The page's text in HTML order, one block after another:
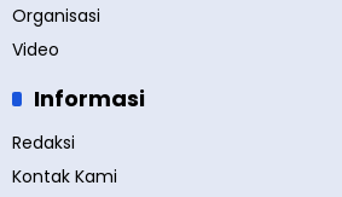
Organisasi
Video
Informasi
Redaksi
Kontak Kami